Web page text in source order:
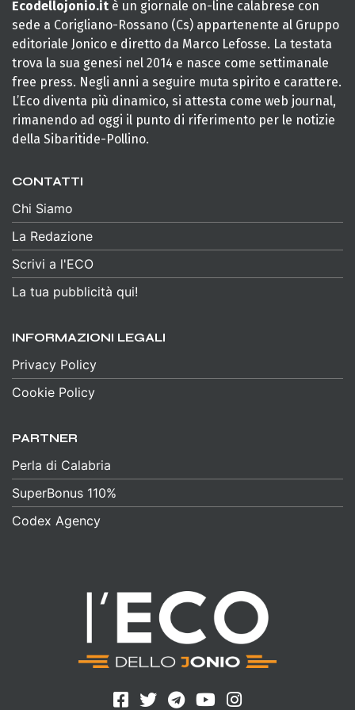
Ecodellojonio.it è un giornale on-line calabrese con
sede a Corigliano-Rossano (Cs) appartenente al Gruppo
editoriale Jonico e diretto da Marco Lefosse. La testata
trova la sua genesi nel 2014 e nasce come settimanale
free press. Negli anni a seguire muta spirito e carattere.
L’Eco diventa più dinamico, si attesta come web journal,
rimanendo ad oggi il punto di riferimento per le notizie
della Sibaritide-Pollino.
CONTATTI
Chi Siamo
La Redazione
Scrivi a l'ECO
La tua pubblicità qui!
INFORMAZIONI LEGALI
Privacy Policy
Cookie Policy
PARTNER
Perla di Calabria
SuperBonus 110%
Codex Agency